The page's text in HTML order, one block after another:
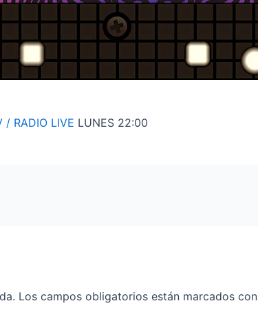
/ RADIO LIVE LUNES 22:00
Los campos obligatorios están marcados con